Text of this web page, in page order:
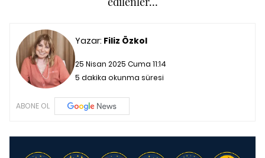
Yazar: Filiz Özkol
25 Nisan 2025 Cuma 11:14
5 dakika okunma süresi
ABONE OL